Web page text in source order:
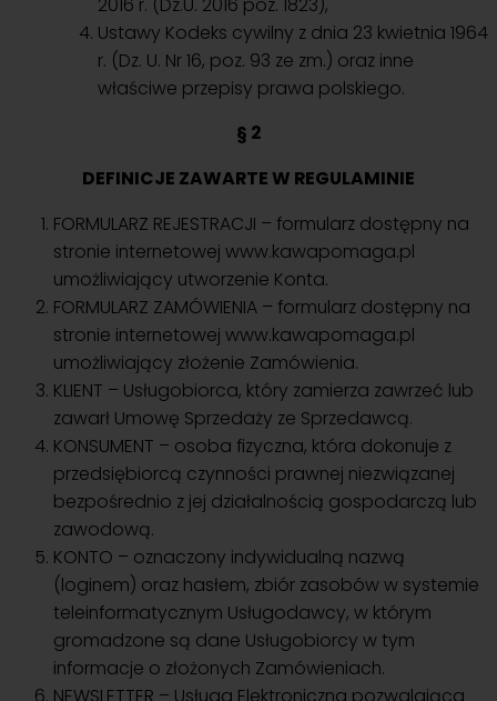
Ustawy Kodeks cywilny z dnia 23 kwietnia 1964
r. (Dz. U. Nr 16, poz. 93 ze zm.) oraz inne
właściwe przepisy prawa polskiego.
§ 2
DEFINICJE ZAWARTE W REGULAMINIE
FORMULARZ REJESTRACJI – formularz dostępny na
stronie internetowej www.kawapomaga.pl
umożliwiający utworzenie Konta.
FORMULARZ ZAMÓWIENIA – formularz dostępny na
stronie internetowej www.kawapomaga.pl
umożliwiający złożenie Zamówienia.
KLIENT – Usługobiorca, który zamierza zawrzeć lub
zawarł Umowę Sprzedaży ze Sprzedawcą.
KONSUMENT – osoba fizyczna, która dokonuje z
przedsiębiorcą czynności prawnej niezwiązanej
bezpośrednio z jej działalnością gospodarczą lub
zawodową.
KONTO – oznaczony indywidualną nazwą
(loginem) oraz hasłem, zbiór zasobów w systemie
teleinformatycznym Usługodawcy, w którym
gromadzone są dane Usługobiorcy w tym
informacje o złożonych Zamówieniach.